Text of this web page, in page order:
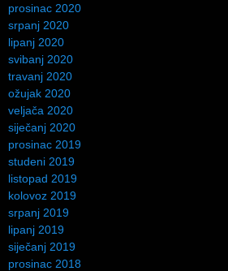
prosinac 2020
srpanj 2020
lipanj 2020
svibanj 2020
travanj 2020
ožujak 2020
veljača 2020
siječanj 2020
prosinac 2019
studeni 2019
listopad 2019
kolovoz 2019
srpanj 2019
lipanj 2019
siječanj 2019
prosinac 2018